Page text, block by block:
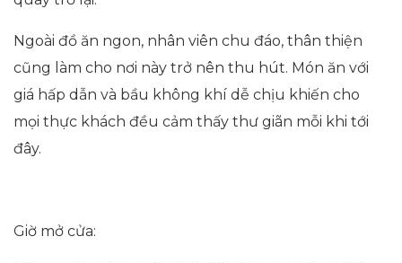
Ngoài đồ ăn ngon, nhân viên chu đáo, thân thiện
cũng làm cho nơi này trở nên thu hút. Món ăn với
giá hấp dẫn và bầu không khí dễ chịu khiến cho
mọi thực khách đều cảm thấy thư giãn mỗi khi tới
đây.
Giờ mở cửa: